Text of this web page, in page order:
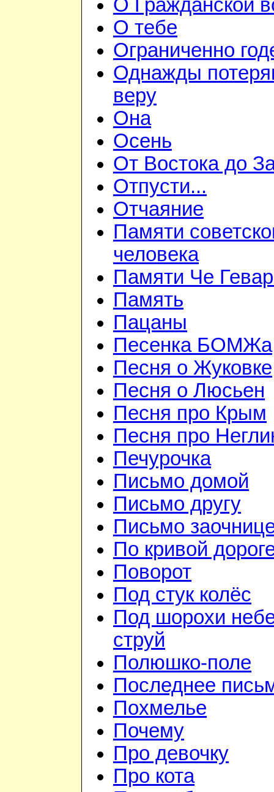
О Гражданской
О тебе
Ограниченно
Однажды
веру
Она
Осень
От Востока до
Отпусти...
Отчаяние
Памяти
человека
Памяти Че
Память
Пацаны
Песенка БОМЖа
Песня о Жуковке
Песня о Люсьен
Песня про Крым
Песня про
Печурочка
Письмо домой
Письмо другу
Письмо
По кривой
Поворот
Под стук колёс
Под шорохи
струй
Полюшко-поле
Последнее
Похмелье
Почему
Про девочку
Про кота